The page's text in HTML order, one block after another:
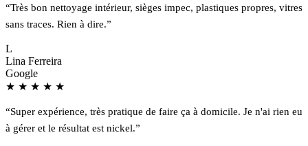
“Très bon nettoyage intérieur, sièges impec, plastiques propres, vitres
sans traces. Rien à dire.”
L
Lina Ferreira
Google
★ ★ ★ ★ ★
“Super expérience, très pratique de faire ça à domicile. Je n'ai rien eu
à gérer et le résultat est nickel.”